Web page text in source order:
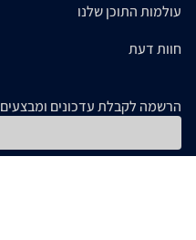
עולמות התוכן שלנו
חוות דעת
הרשמה לקבלת עדכונים ומבצעים